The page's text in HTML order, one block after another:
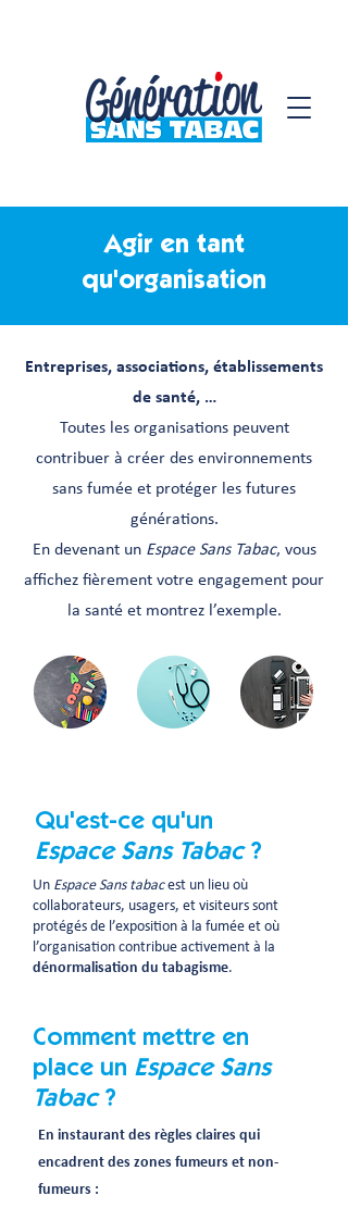
Agir en tant
qu'organisation
Entreprises, associations, établissements
de santé, …
Toutes les organisations peuvent
contribuer à créer des environnements
sans fumée et protéger les futures
générations.
En devenant un Espace Sans Tabac, vous
affichez fièrement votre engagement pour
la santé et montrez l’exemple.
Qu'est-ce qu'un
Espace Sans Tabac?
Un Espace Sans tabacest un lieu où
collaborateurs, usagers, et visiteurs sont
protégés de l’exposition à la fumée et où
l’organisation contribue activement à la
dénormalisation du tabagisme.
Comment mettre en
place un Espace Sans
Tabac?
En instaurant des règles claires qui
encadrent des zones fumeurs et non-
fumeurs :